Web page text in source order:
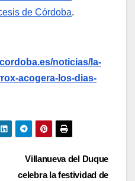
de Córdoba.
noticias/la-
acogera-los-dias-
Villanueva del Duque
celebra la festividad de